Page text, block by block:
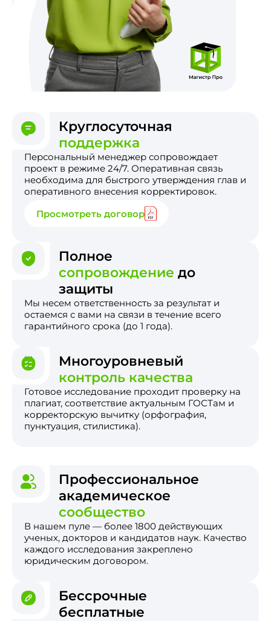
Круглосуточная
поддержка
Персональный менеджер сопровождает
проект в режиме 24/7. Оперативная связь
необходима для быстрого утверждения глав и
оперативного внесения корректировок.
Просмотреть договор
Полное
сопровождение до
защиты
Мы несем ответственность за результат и
остаемся с вами на связи в течение всего
гарантийного срока (до 1 года).
Многоуровневый
контроль качества
Готовое исследование проходит проверку на
плагиат, соответствие актуальным ГОСТам и
корректорскую вычитку (орфография,
пунктуация, стилистика).
Профессиональное
академическое
сообщество
В нашем пуле — более 1800 действующих
ученых, докторов и кандидатов наук. Качество
каждого исследования закреплено
юридическим договором.
Бессрочные
бесплатные